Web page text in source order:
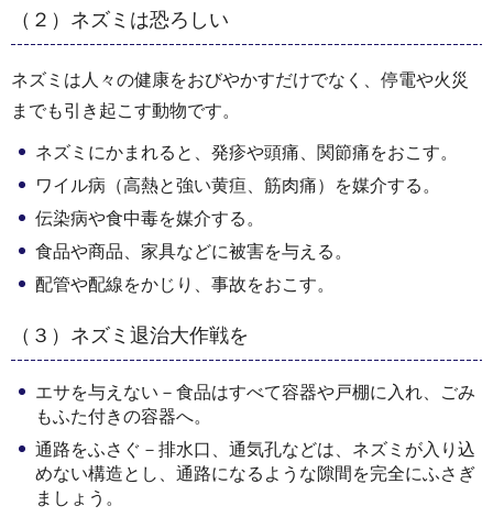
（２）ネズミは恐ろしい
ネズミは人々の健康をおびやかすだけでなく、停電や火災
までも引き起こす動物です。
ネズミにかまれると、発疹や頭痛、関節痛をおこす。
ワイル病（高熱と強い黄疸、筋肉痛）を媒介する。
伝染病や食中毒を媒介する。
食品や商品、家具などに被害を与える。
配管や配線をかじり、事故をおこす。
（３）ネズミ退治大作戦を
エサを与えない－食品はすべて容器や戸棚に入れ、ごみ
もふた付きの容器へ。
通路をふさぐ－排水口、通気孔などは、ネズミが入り込
めない構造とし、通路になるような隙間を完全にふさぎ
ましょう。